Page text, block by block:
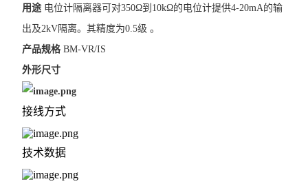
用途 电位计隔离器可对350Ω到10kΩ的电位计提供4-20mA的输
出及2kV隔离。其精度为0.5级 。
产品规格BM-VR/IS
外形尺寸
接线方式
技术数据